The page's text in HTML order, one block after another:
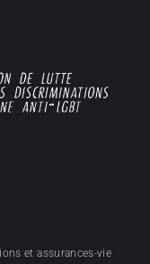
et assurances-vie